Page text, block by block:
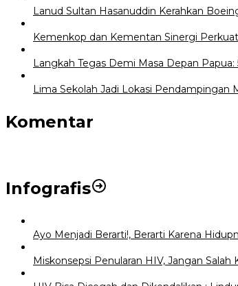
Lanud Sultan Hasanuddin Kerahkan
Kemenkop dan Kementan Sinergi
Langkah Tegas Demi Masa Depan
Lima Sekolah Jadi Lokasi Pendampingan
Komentar
Infografis
Ayo Menjadi Berarti!, Berarti Karena
Miskonsepsi Penularan HIV, Jangan Salah